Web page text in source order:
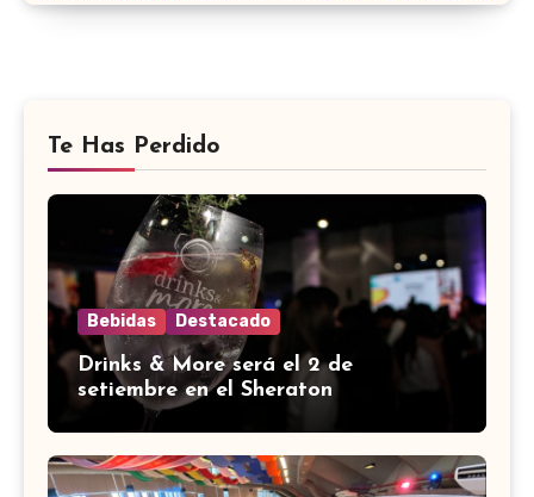
Te Has Perdido
Bebidas Destacado
Drinks & More será el 2 de
setiembre en el Sheraton